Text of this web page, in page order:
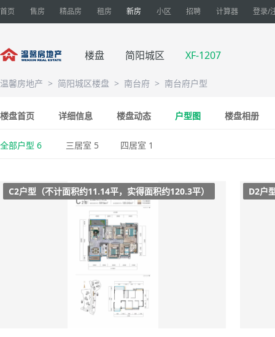
首页 售房 精品房 租房 新房 小区 招聘 计算器 登录/
楼盘 简阳城区 XF-1207
温馨房地产 > 简阳城区楼盘 > 南台府 > 南台府户型
楼盘首页 详细信息 楼盘动态 户型图 楼盘相册
全部户型 6 三居室 5 四居室 1
C2户型（不计面积约11.14平，实得面积约120.3平） D2户